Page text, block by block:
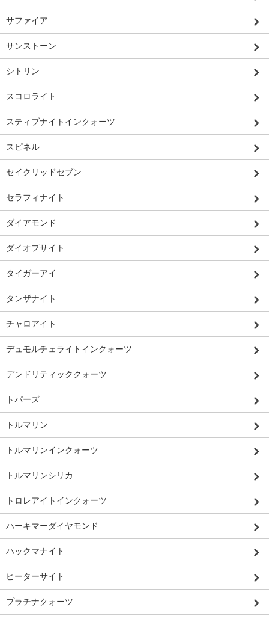
サファイア
サンストーン
シトリン
スコロライト
スティブナイトインクォーツ
スピネル
セイクリッドセブン
セラフィナイト
ダイアモンド
ダイオプサイト
タイガーアイ
タンザナイト
チャロアイト
デュモルチェライトインクォーツ
デンドリティッククォーツ
トパーズ
トルマリン
トルマリンインクォーツ
トルマリンシリカ
トロレアイトインクォーツ
ハーキマーダイヤモンド
ハックマナイト
ピーターサイト
プラチナクォーツ